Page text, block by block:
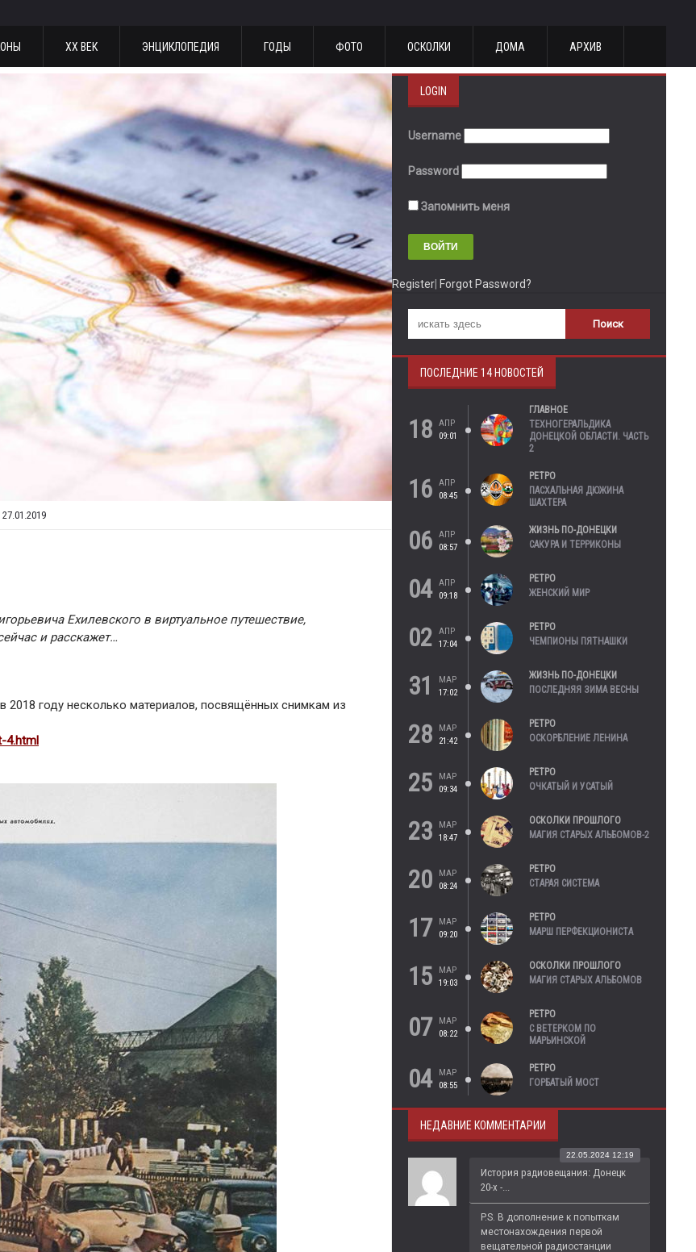
ХХ ВЕК ЭНЦИКЛОПЕДИЯ ГОДЫ ФОТО ОСКОЛКИ ДОМА АРХИВ
27.01.2019
Ехилевского в виртуальное путешествие,
и расскажет…
году несколько материалов, посвящённых снимкам из
4.html
LOGIN
Username
Password
Запомнить меня
Register Forgot Password?
ПОСЛЕДНИЕ 14 НОВОСТЕЙ
18
АПР
09:01
ГЛАВНОЕ
ТЕХНОГЕРАЛЬДИКА
ДОНЕЦКОЙ ОБЛАСТИ. ЧАСТЬ
2
16
АПР
08:45
РЕТРО
ПАСХАЛЬНАЯ ДЮЖИНА
ШАХТЕРА
06
АПР
08:57
ЖИЗНЬ ПО-ДОНЕЦКИ
САКУРА И ТЕРРИКОНЫ
04
АПР
09:18
РЕТРО
ЖЕНСКИЙ МИР
02
АПР
17:04
РЕТРО
ЧЕМПИОНЫ ПЯТНАШКИ
31
МАР
17:02
ЖИЗНЬ ПО-ДОНЕЦКИ
ПОСЛЕДНЯЯ ЗИМА ВЕСНЫ
28
МАР
21:42
РЕТРО
ОСКОРБЛЕНИЕ ЛЕНИНА
25
МАР
09:34
РЕТРО
ОЧКАТЫЙ И УСАТЫЙ
23
МАР
18:47
ОСКОЛКИ ПРОШЛОГО
МАГИЯ СТАРЫХ АЛЬБОМОВ-2
20
МАР
08:24
РЕТРО
СТАРАЯ СИСТЕМА
17
МАР
09:20
РЕТРО
МАРШ ПЕРФЕКЦИОНИСТА
15
МАР
19:03
ОСКОЛКИ ПРОШЛОГО
МАГИЯ СТАРЫХ АЛЬБОМОВ
07
МАР
08:22
РЕТРО
С ВЕТЕРКОМ ПО
МАРЬИНСКОЙ
04
МАР
08:55
РЕТРО
ГОРБАТЫЙ МОСТ
НЕДАВНИЕ КОММЕНТАРИИ
История радиовещания: Донецк
20-х -...
22.05.2024 12:19
P.S. В дополнение к попыткам
местонахождения первой
вещательной радиостанции